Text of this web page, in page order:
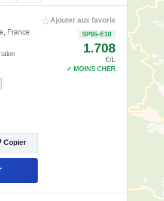
France
Copier
☆Ajouter aux favoris
SP95-E10
1.708
€/L
✓ MOINS CHER